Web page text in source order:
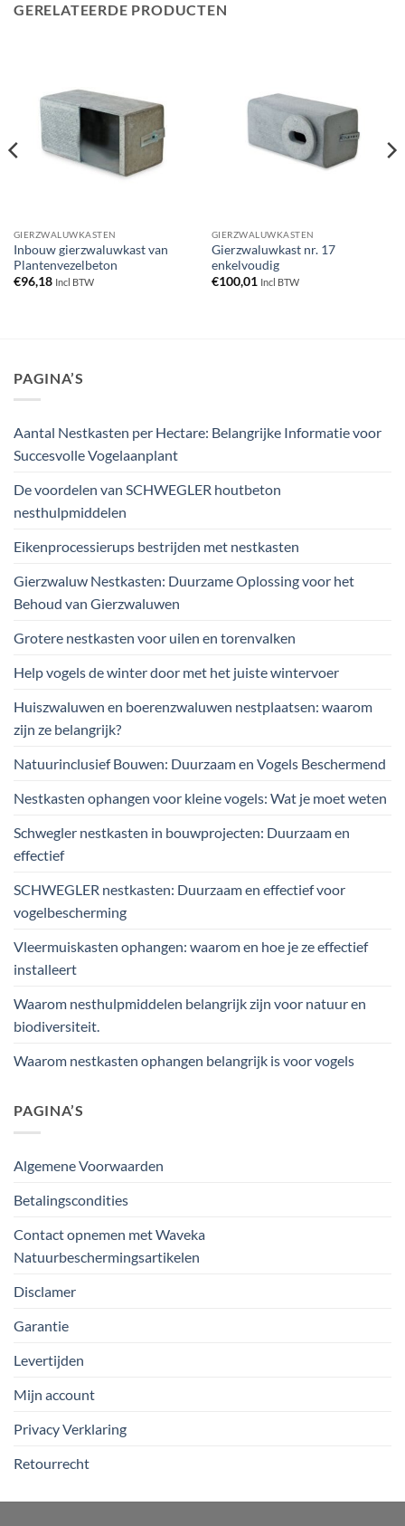
GERELATEERDE PRODUCTEN
GIERZWALUWKASTEN
Inbouw gierzwaluwkast van
Plantenvezelbeton
€96,18 Incl BTW
GIERZWALUWKASTEN
Gierzwaluwkast nr. 17
enkelvoudig
€100,01 Incl BTW
PAGINA’S
Aantal Nestkasten per Hectare: Belangrijke Informatie voor
Succesvolle Vogelaanplant
De voordelen van SCHWEGLER houtbeton
nesthulpmiddelen
Eikenprocessierups bestrijden met nestkasten
Gierzwaluw Nestkasten: Duurzame Oplossing voor het
Behoud van Gierzwaluwen
Grotere nestkasten voor uilen en torenvalken
Help vogels de winter door met het juiste wintervoer
Huiszwaluwen en boerenzwaluwen nestplaatsen: waarom
zijn ze belangrijk?
Natuurinclusief Bouwen: Duurzaam en Vogels Beschermend
Nestkasten ophangen voor kleine vogels: Wat je moet weten
Schwegler nestkasten in bouwprojecten: Duurzaam en
effectief
SCHWEGLER nestkasten: Duurzaam en effectief voor
vogelbescherming
Vleermuiskasten ophangen: waarom en hoe je ze effectief
installeert
Waarom nesthulpmiddelen belangrijk zijn voor natuur en
biodiversiteit.
Waarom nestkasten ophangen belangrijk is voor vogels
PAGINA’S
Algemene Voorwaarden
Betalingscondities
Contact opnemen met Waveka
Natuurbeschermingsartikelen
Disclamer
Garantie
Levertijden
Mijn account
Privacy Verklaring
Retourrecht